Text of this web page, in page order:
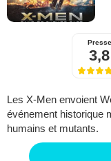
Presse
3,8
Les X-Men envoient
événement historique
humains et mutants.